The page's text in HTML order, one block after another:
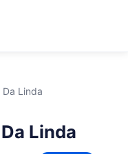
Linda
Linda